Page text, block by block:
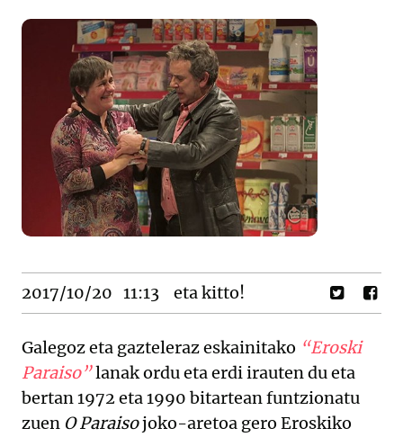
2017/10/20 11:13 eta kitto!
Galegoz eta gazteleraz eskainitako “Eroski
Paraiso”lanak ordu eta erdi irauten du eta
bertan 1972 eta 1990 bitartean funtzionatu
zuen O Paraisojoko-aretoa gero Eroskiko